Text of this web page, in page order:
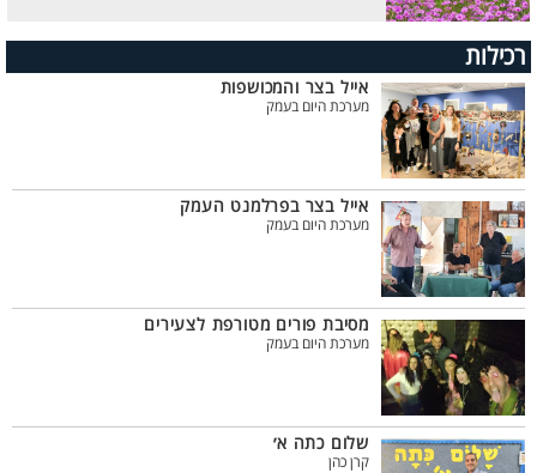
רכילות
אייל בצר והמכושפות
מערכת היום בעמק
אייל בצר בפרלמנט העמק
מערכת היום בעמק
מסיבת פורים מטורפת לצעירים
מערכת היום בעמק
שלום כתה א׳
קרן כהן